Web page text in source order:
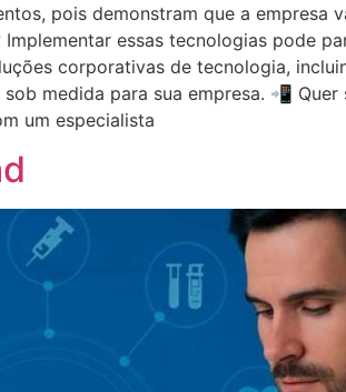
pois demonstram que a empresa
essas tecnologias pode
corporativas de tecnologia,
medida para sua empresa. 📲
um especialista